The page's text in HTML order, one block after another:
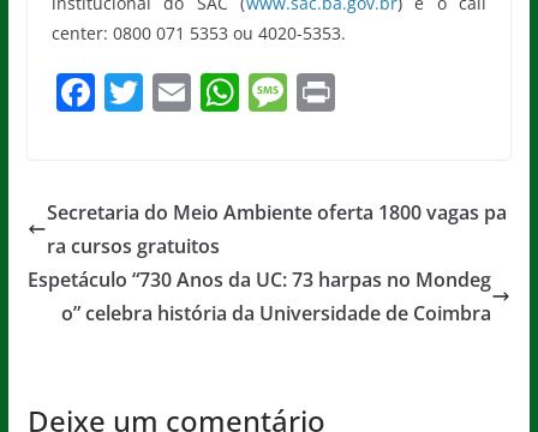
center: 0800 071 5353 ou 4020-5353.
F
e
b
o
o
T
er
E
l
W
s
p
p
M
a
e
Pr
Secretaria do Meio Ambiente oferta 1800 vagas pa
ra cursos gratuitos
Espetáculo “730 Anos da UC: 73 harpas no Mondeg
o” celebra história da Universidade de Coimbra
Deixe um comentário